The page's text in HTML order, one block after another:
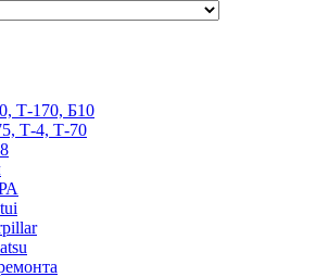
Т-170, Б10
Т-4, Т-70